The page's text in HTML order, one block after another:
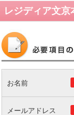
レジディア文京
お名前
メールアドレス